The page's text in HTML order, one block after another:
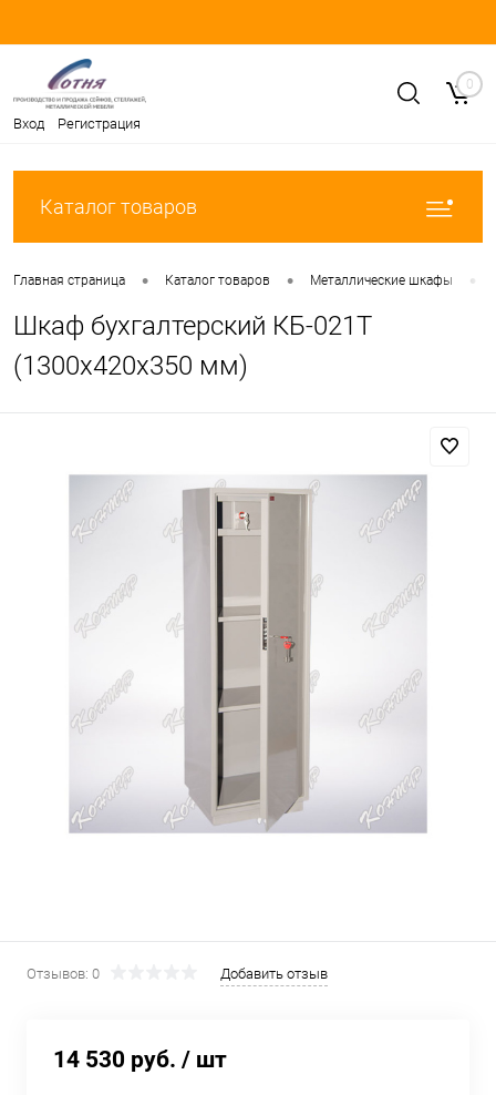
Вход Регистрация
0
Каталог товаров
Главная страница • Каталог товаров • Металлические шкафы •
Шкаф бухгалтерский КБ-021Т
(1300х420х350 мм)
Отзывов: 0 Добавить отзыв
14 530 руб. / шт